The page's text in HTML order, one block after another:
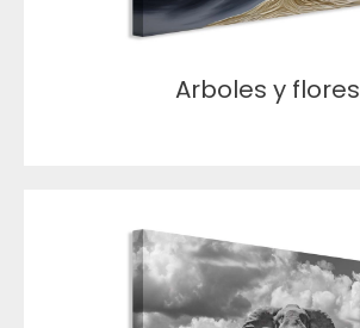
Arboles y flores